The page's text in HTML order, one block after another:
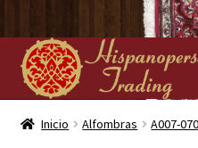
Ir
a
la
navegación
Ir
al
contenido
InicioInicio Alfombras A007-070